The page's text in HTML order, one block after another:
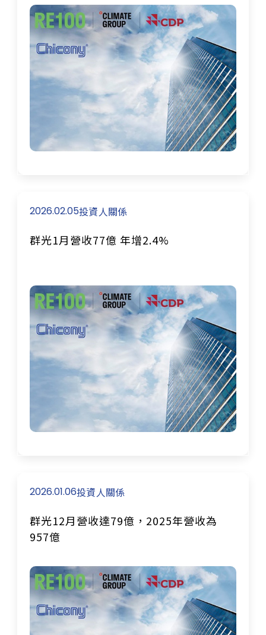
2026.02.05投資人關係
群光1月營收77億 年增2.4%
2026.01.06投資人關係
群光12月營收達79億，2025年營收為
957億